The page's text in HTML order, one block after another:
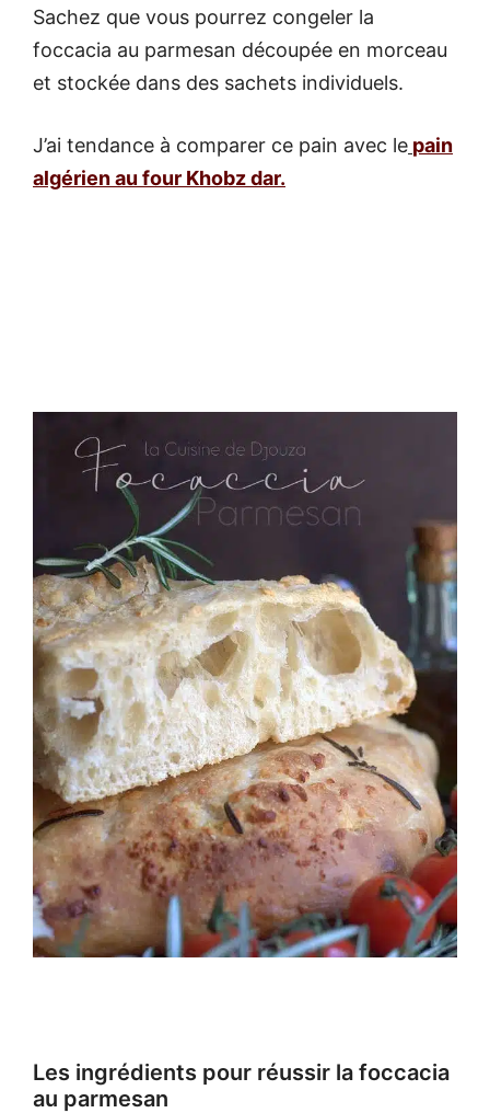
Sachez que vous pourrez congeler la
foccacia au parmesan découpée en morceau
et stockée dans des sachets individuels.
J’ai tendance à comparer ce pain avec le pain
algérien au four Khobz dar.
Les ingrédients pour réussir la foccacia
au parmesan